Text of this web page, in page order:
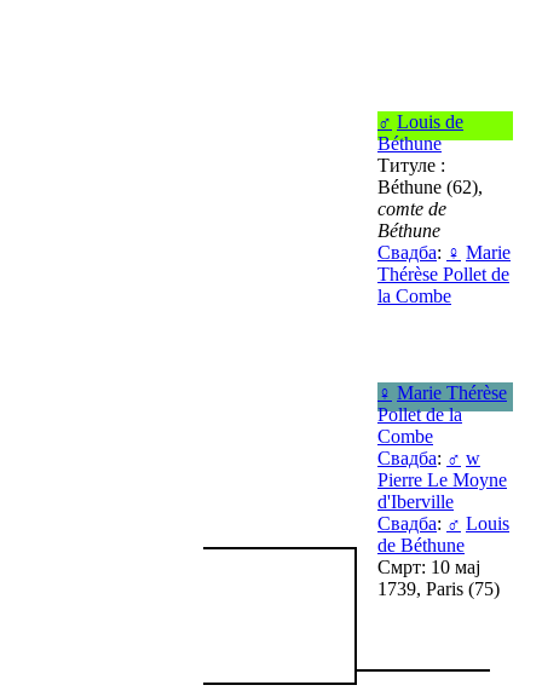
♂ Louis de
Béthune
Титуле :
Béthune (62),
comte de
Béthune
Свадба: ♀ Marie
Thérèse Pollet de
la Combe
♀ Marie Thérèse
Pollet de la
Combe
Свадба: ♂ w
Pierre Le Moyne
d'Iberville
Свадба: ♂ Louis
de Béthune
Смрт: 10 мај
1739, Paris (75)